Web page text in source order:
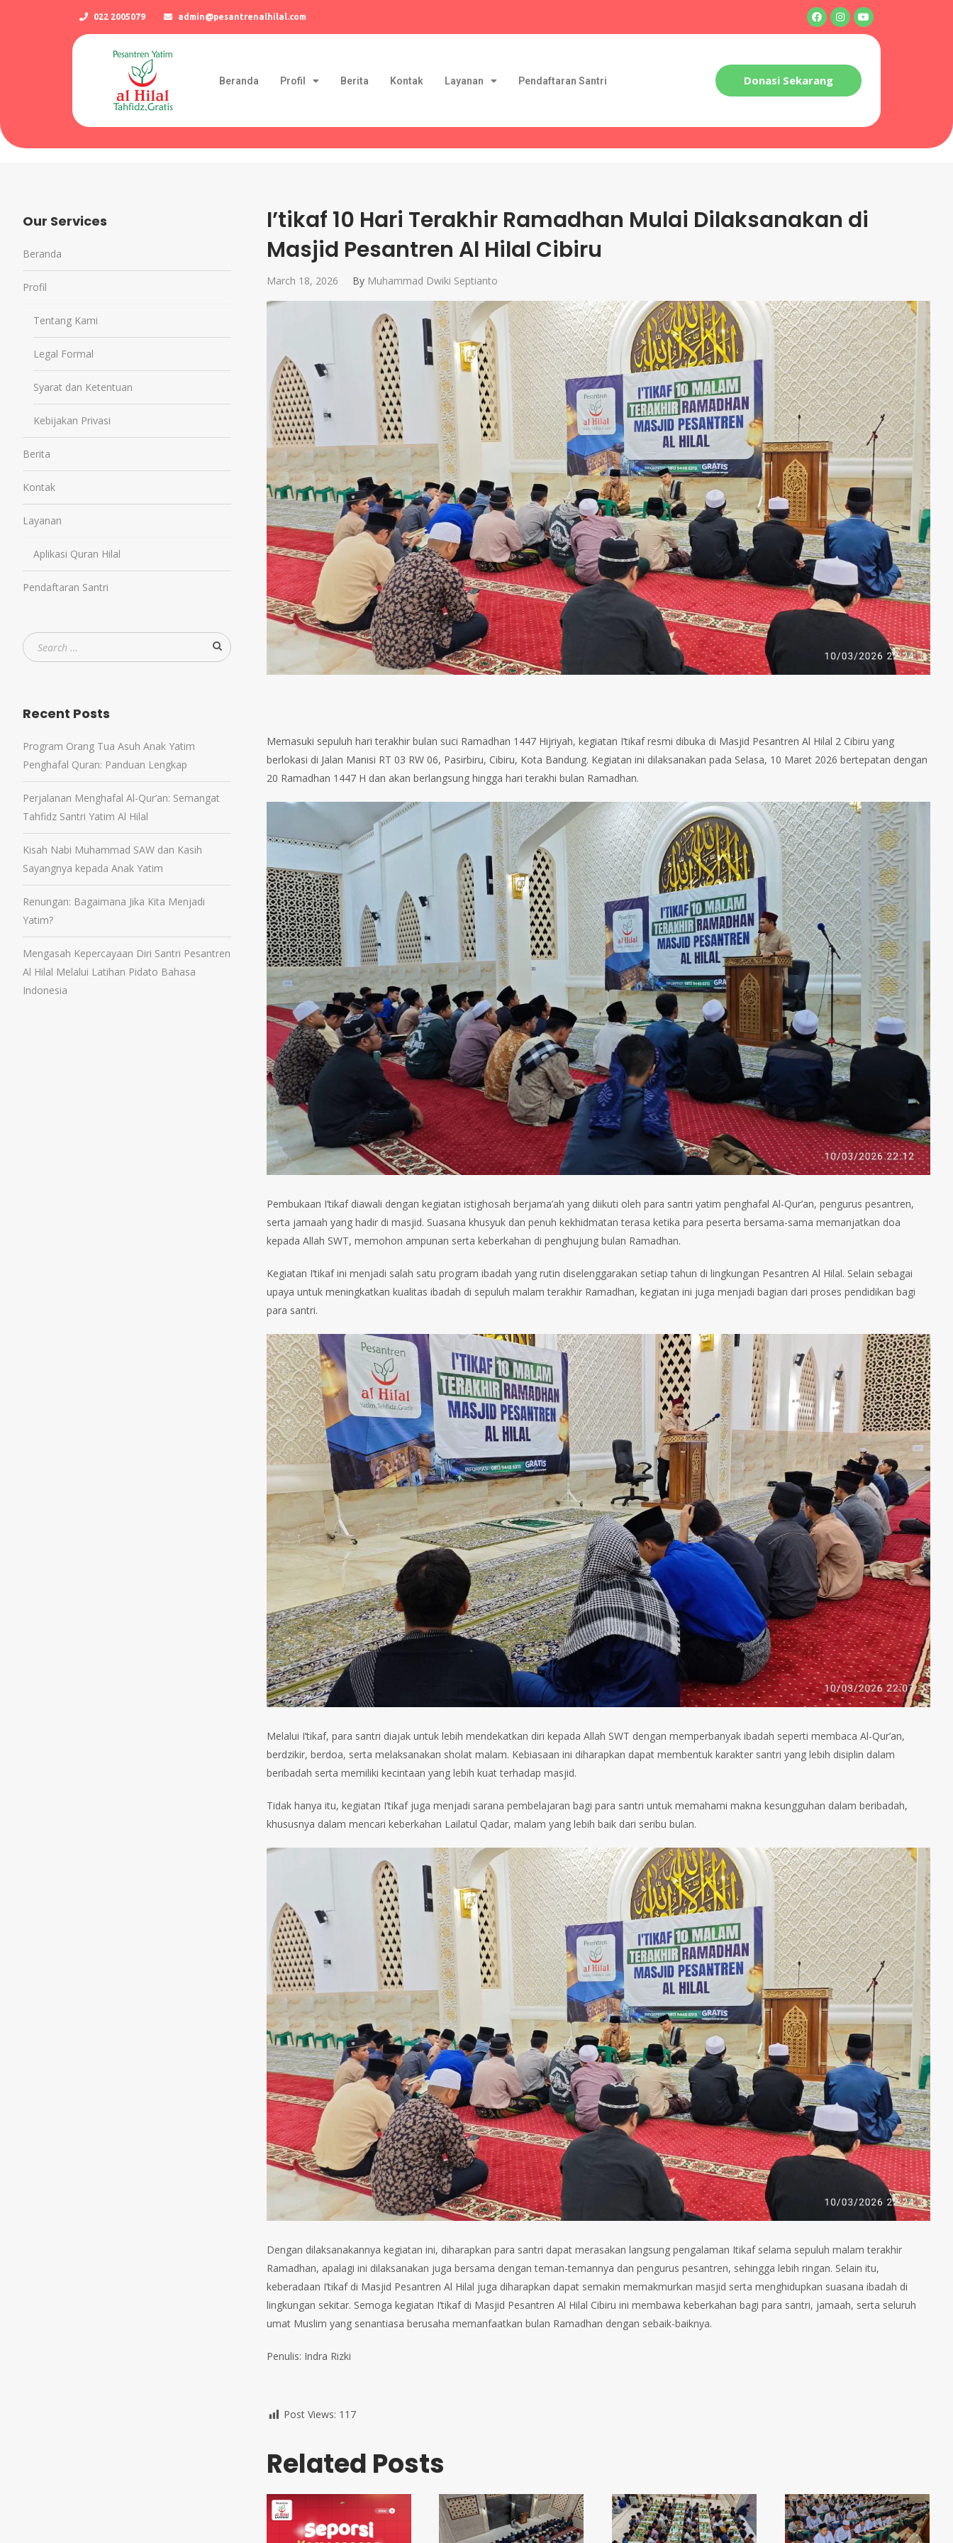
022 2005079 admin@pesantrenalhilal.com
Beranda Profil Berita Kontak Layanan Pendaftaran Santri Donasi Sekarang
I’tikaf 10 Hari Terakhir Ramadhan Mulai Dilaksanakan di
Masjid Pesantren Al Hilal Cibiru
March 18, 2026 By Muhammad Dwiki Septianto
Memasuki sepuluh hari terakhir bulan suci Ramadhan 1447 Hijriyah, kegiatan I’tikaf resmi dibuka di Masjid Pesantren Al Hilal 2 Cibiru yang
berlokasi di Jalan Manisi RT 03 RW 06, Pasirbiru, Cibiru, Kota Bandung. Kegiatan ini dilaksanakan pada Selasa, 10 Maret 2026 bertepatan dengan
20 Ramadhan 1447 H dan akan berlangsung hingga hari terakhi bulan Ramadhan.
Pembukaan I’tikaf diawali dengan kegiatan istighosah berjama’ah yang diikuti oleh para santri yatim penghafal Al-Qur’an, pengurus pesantren,
serta jamaah yang hadir di masjid. Suasana khusyuk dan penuh kekhidmatan terasa ketika para peserta bersama-sama memanjatkan doa
kepada Allah SWT, memohon ampunan serta keberkahan di penghujung bulan Ramadhan.
Kegiatan I’tikaf ini menjadi salah satu program ibadah yang rutin diselenggarakan setiap tahun di lingkungan Pesantren Al Hilal. Selain sebagai
upaya untuk meningkatkan kualitas ibadah di sepuluh malam terakhir Ramadhan, kegiatan ini juga menjadi bagian dari proses pendidikan bagi
para santri.
Melalui I’tikaf, para santri diajak untuk lebih mendekatkan diri kepada Allah SWT dengan memperbanyak ibadah seperti membaca Al-Qur’an,
berdzikir, berdoa, serta melaksanakan sholat malam. Kebiasaan ini diharapkan dapat membentuk karakter santri yang lebih disiplin dalam
beribadah serta memiliki kecintaan yang lebih kuat terhadap masjid.
Tidak hanya itu, kegiatan I’tikaf juga menjadi sarana pembelajaran bagi para santri untuk memahami makna kesungguhan dalam beribadah,
khususnya dalam mencari keberkahan Lailatul Qadar, malam yang lebih baik dari seribu bulan.
Dengan dilaksanakannya kegiatan ini, diharapkan para santri dapat merasakan langsung pengalaman Itikaf selama sepuluh malam terakhir
Ramadhan, apalagi ini dilaksanakan juga bersama dengan teman-temannya dan pengurus pesantren, sehingga lebih ringan. Selain itu,
keberadaan I’tikaf di Masjid Pesantren Al Hilal juga diharapkan dapat semakin memakmurkan masjid serta menghidupkan suasana ibadah di
lingkungan sekitar. Semoga kegiatan I’tikaf di Masjid Pesantren Al Hilal Cibiru ini membawa keberkahan bagi para santri, jamaah, serta seluruh
umat Muslim yang senantiasa berusaha memanfaatkan bulan Ramadhan dengan sebaik-baiknya.
Penulis: Indra Rizki
Post Views: 117
Related Posts
Our Services
Beranda
Profil
Tentang Kami
Legal Formal
Syarat dan Ketentuan
Kebijakan Privasi
Berita
Kontak
Layanan
Aplikasi Quran Hilal
Pendaftaran Santri
Recent Posts
Program Orang Tua Asuh Anak Yatim
Penghafal Quran: Panduan Lengkap
Perjalanan Menghafal Al-Qur’an: Semangat
Tahfidz Santri Yatim Al Hilal
Kisah Nabi Muhammad SAW dan Kasih
Sayangnya kepada Anak Yatim
Renungan: Bagaimana Jika Kita Menjadi
Yatim?
Mengasah Kepercayaan Diri Santri Pesantren
Al Hilal Melalui Latihan Pidato Bahasa
Indonesia